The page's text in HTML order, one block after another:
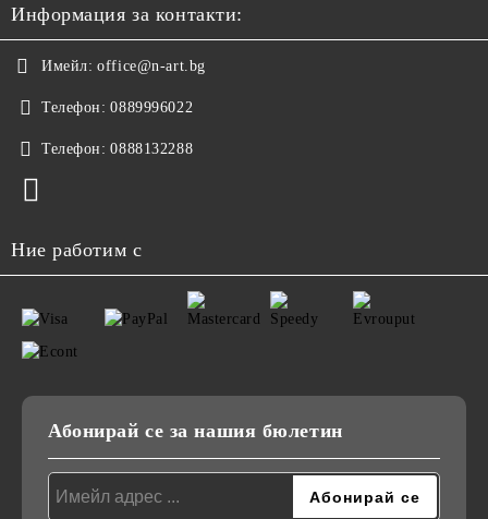
Информация за контакти:
Имейл: office@n-art.bg
Телефон: 0889996022
Телефон: 0888132288
Ние работим с
Абонирай се за нашия бюлетин